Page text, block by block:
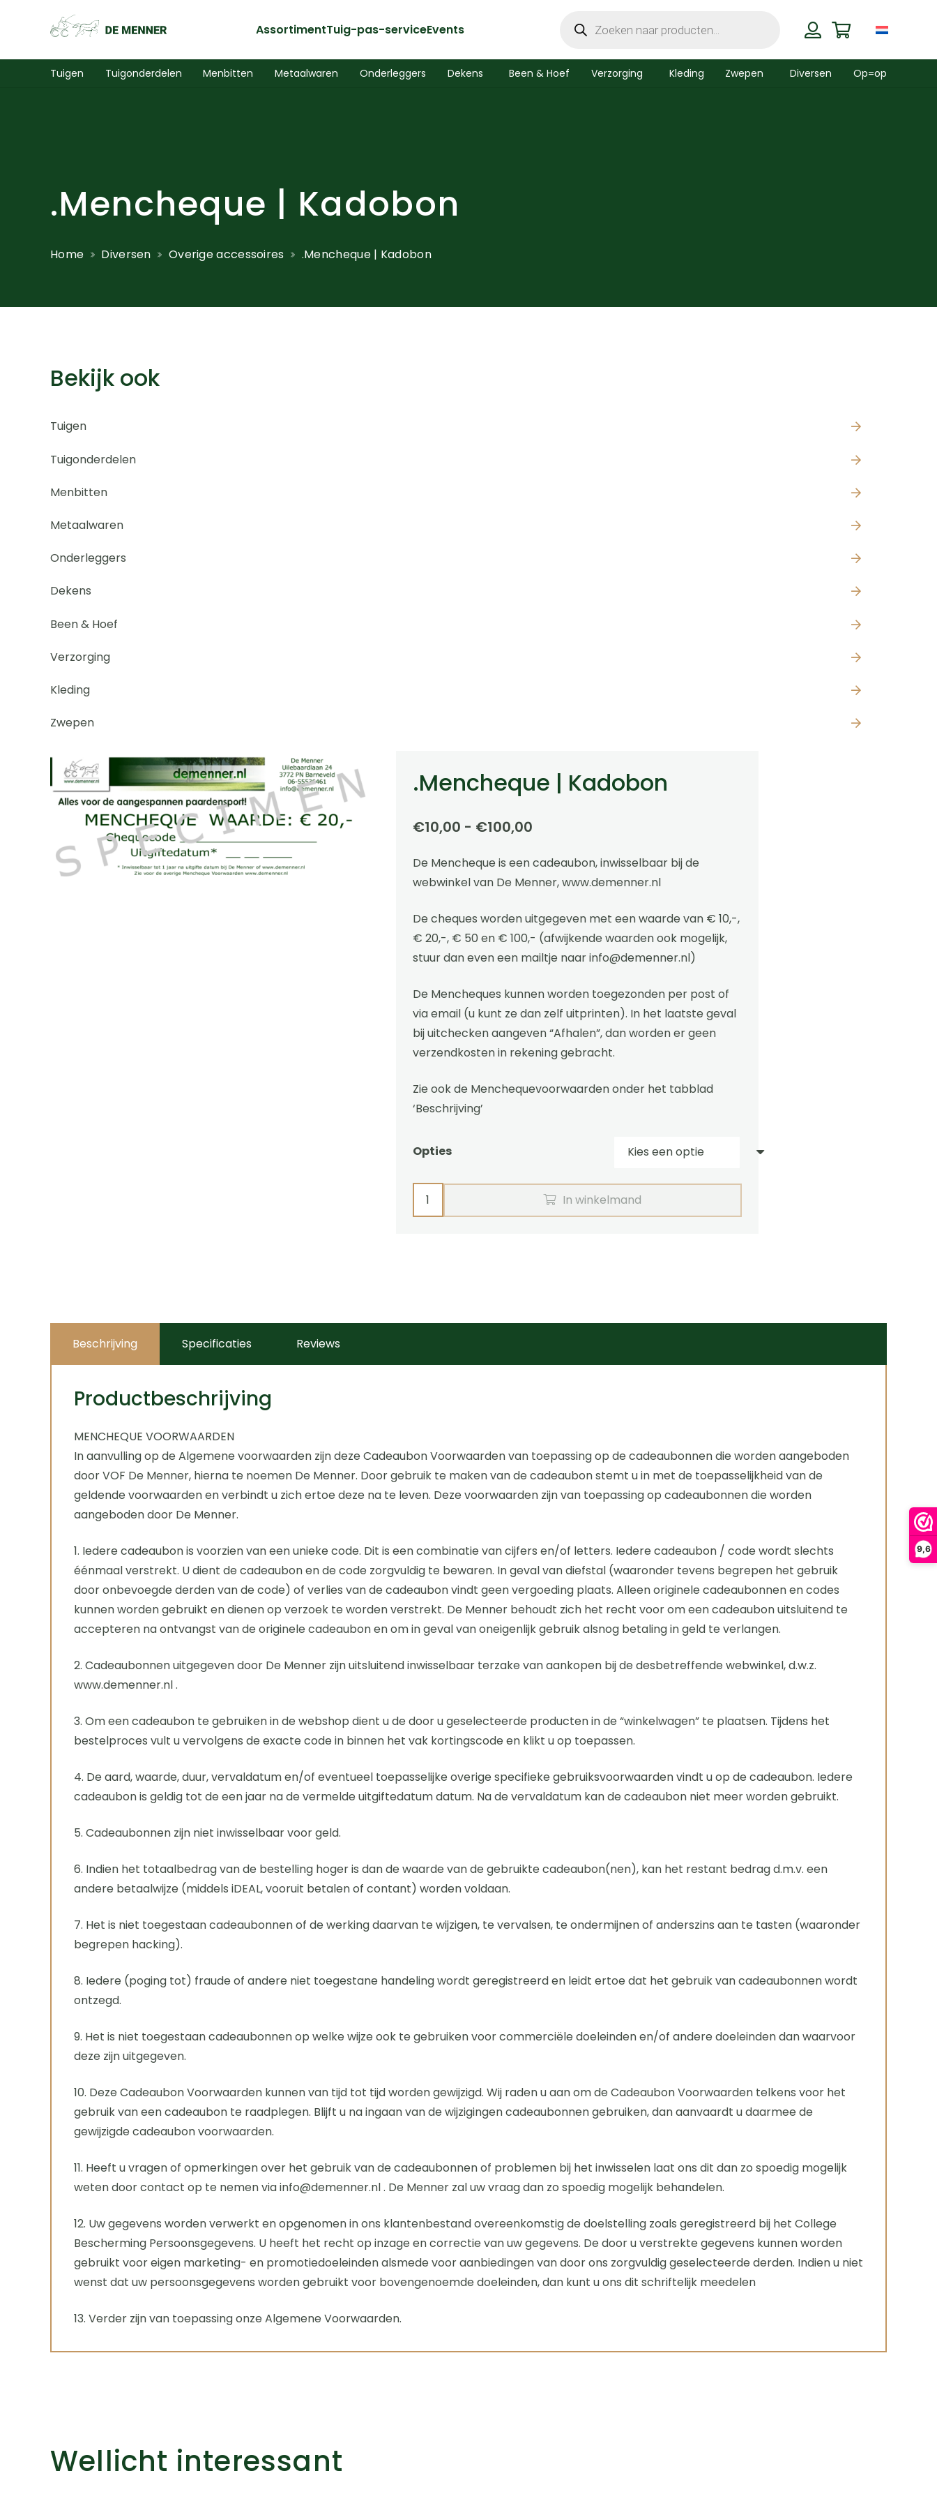
9,6
AssortimentTuig-pas-serviceEvents zoeken
Tuigen Tuigonderdelen Menbitten Metaalwaren Onderleggers Dekens Been & Hoef Verzorging Kleding Zwepen Diversen Op=op
.Mencheque | Kadobon
Home Diversen Overige accessoires .Mencheque | Kadobon
Bekijk ook
Tuigen
Tuigonderdelen
Menbitten
Metaalwaren
Onderleggers
Dekens
Been & Hoef
Verzorging
Kleding
Zwepen
.Mencheque | Kadobon
€10,00 - €100,00Prijsklasse:
tot
€100,00
De Mencheque is een cadeaubon, inwisselbaar bij de
webwinkel van De Menner, www.demenner.nl
De cheques worden uitgegeven met een waarde van € 10,-,
€ 20,-, € 50 en € 100,- (afwijkende waarden ook mogelijk,
stuur dan even een mailtje naarinfo@demenner.nl)
De Mencheques kunnen worden toegezonden per post of
via email (u kunt ze dan zelf uitprinten). In het laatste geval
bij uitchecken aangeven “Afhalen”, dan worden er geen
verzendkosten in rekening gebracht.
Zie ook de Menchequevoorwaarden onder het tabblad
‘Beschrijving’
Opties
.Mencheque
|
In winkelmand
Beschrijving Specificaties Reviews
Productbeschrijving
MENCHEQUE VOORWAARDEN
In aanvulling op de Algemene voorwaarden zijn deze Cadeaubon Voorwaarden van toepassing op de cadeaubonnen die worden aangeboden
door VOF De Menner, hierna te noemen De Menner. Door gebruik te maken van de cadeaubon stemt u in met de toepasselijkheid van de
geldende voorwaarden en verbindt u zich ertoe deze na te leven. Deze voorwaarden zijn van toepassing op cadeaubonnen die worden
aangeboden door De Menner.
1. Iedere cadeaubon is voorzien van een unieke code. Dit is een combinatie van cijfers en/of letters. Iedere cadeaubon / code wordt slechts
éénmaal verstrekt. U dient de cadeaubon en de code zorgvuldig te bewaren. In geval van diefstal (waaronder tevens begrepen het gebruik
door onbevoegde derden van de code) of verlies van de cadeaubon vindt geen vergoeding plaats. Alleen originele cadeaubonnen en codes
kunnen worden gebruikt en dienen op verzoek te worden verstrekt. De Menner behoudt zich het recht voor om een cadeaubon uitsluitend te
accepteren na ontvangst van de originele cadeaubon en om in geval van oneigenlijk gebruik alsnog betaling in geld te verlangen.
2. Cadeaubonnen uitgegeven door De Menner zijn uitsluitend inwisselbaar terzake van aankopen bij de desbetreffende webwinkel, d.w.z.
www.demenner.nl .
3. Om een cadeaubon te gebruiken in de webshop dient u de door u geselecteerde producten in de “winkelwagen” te plaatsen. Tijdens het
bestelproces vult u vervolgens de exacte code in binnen het vak kortingscode en klikt u op toepassen.
4. De aard, waarde, duur, vervaldatum en/of eventueel toepasselijke overige specifieke gebruiksvoorwaarden vindt u op de cadeaubon. Iedere
cadeaubon is geldig tot de een jaar na de vermelde uitgiftedatum datum. Na de vervaldatum kan de cadeaubon niet meer worden gebruikt.
5. Cadeaubonnen zijn niet inwisselbaar voor geld.
6. Indien het totaalbedrag van de bestelling hoger is dan de waarde van de gebruikte cadeaubon(nen), kan het restant bedrag d.m.v. een
andere betaalwijze (middels iDEAL, vooruit betalen of contant) worden voldaan.
7. Het is niet toegestaan cadeaubonnen of de werking daarvan te wijzigen, te vervalsen, te ondermijnen of anderszins aan te tasten (waaronder
begrepen hacking).
8. Iedere (poging tot) fraude of andere niet toegestane handeling wordt geregistreerd en leidt ertoe dat het gebruik van cadeaubonnen wordt
ontzegd.
9. Het is niet toegestaan cadeaubonnen op welke wijze ook te gebruiken voor commerciële doeleinden en/of andere doeleinden dan waarvoor
deze zijn uitgegeven.
10. Deze Cadeaubon Voorwaarden kunnen van tijd tot tijd worden gewijzigd. Wij raden u aan om de Cadeaubon Voorwaarden telkens voor het
gebruik van een cadeaubon te raadplegen. Blijft u na ingaan van de wijzigingen cadeaubonnen gebruiken, dan aanvaardt u daarmee de
gewijzigde cadeaubon voorwaarden.
11. Heeft u vragen of opmerkingen over het gebruik van de cadeaubonnen of problemen bij het inwisselen laat ons dit dan zo spoedig mogelijk
weten door contact op te nemen via info@demenner.nl . De Menner zal uw vraag dan zo spoedig mogelijk behandelen.
12. Uw gegevens worden verwerkt en opgenomen in ons klantenbestand overeenkomstig de doelstelling zoals geregistreerd bij het College
Bescherming Persoonsgegevens. U heeft het recht op inzage en correctie van uw gegevens. De door u verstrekte gegevens kunnen worden
gebruikt voor eigen marketing- en promotiedoeleinden alsmede voor aanbiedingen van door ons zorgvuldig geselecteerde derden. Indien u niet
wenst dat uw persoonsgegevens worden gebruikt voor bovengenoemde doeleinden, dan kunt u ons dit schriftelijk meedelen
13. Verder zijn van toepassing onze Algemene Voorwaarden.
Wellicht interessant